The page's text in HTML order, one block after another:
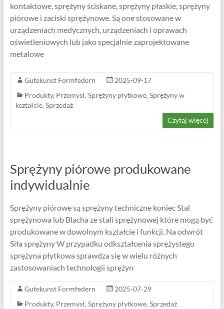
kontaktowe, sprężyny ściskane, sprężyny płaskie, sprężyny
piórowe i zaciski sprężynowe. Są one stosowane w
urządzeniach medycznych, urządzeniach i oprawach
oświetleniowych lub jako specjalnie zaprojektowane
metalowe
Gutekunst Formfedern
2025-09-17
Produkty, Przemysł, Sprężyny płytkowe, Sprężyny w
kształcie, Sprzedaż
Czytaj więcej
Sprężyny piórowe produkowane
indywidualnie
Sprężyny piórowe są sprężyny techniczne koniec Stal
sprężynowa lub Blacha ze stali sprężynowej które mogą być
produkowane w dowolnym kształcie i funkcji. Na odwrót
Siła sprężyny W przypadku odkształcenia sprężystego
sprężyna płytkowa sprawdza się w wielu różnych
zastosowaniach technologii sprężyn
Gutekunst Formfedern
2025-07-29
Produkty, Przemysł, Sprężyny płytkowe, Sprzedaż